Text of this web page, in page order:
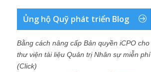
Ủng hộ Quỹ phát triển Blog
Bằng cách nâng cấp Bản quyền iCPO cho
thư viện tài liệu Quản trị Nhân sự miễn phí
(Click)